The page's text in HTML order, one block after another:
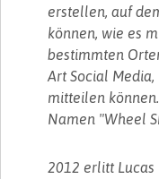
erstellen, auf
können, wie es
bestimmten
Art Social
mitteilen
Namen "Wheel
2012 erlitt Lucas